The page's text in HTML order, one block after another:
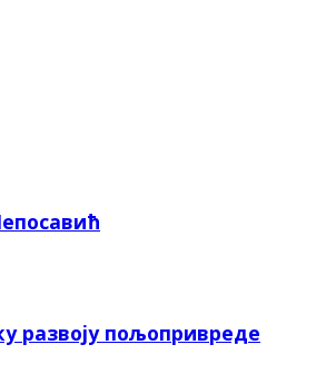
развоју пољопривреде